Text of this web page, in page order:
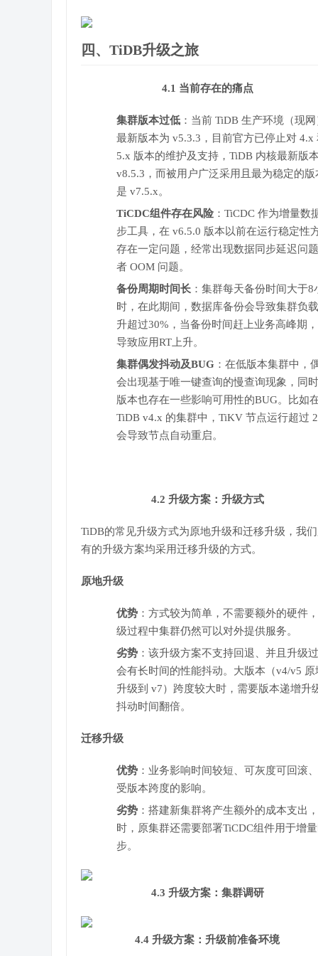
四、TiDB升级之旅
4.1 当前存在的痛点
集群版本过低 ：当前 TiDB 生产环境（现网
最新版本为 v5.3.3，目前官方已停止对 4.x
5.x 版本的维护及支持，TiDB 内核最新版
v8.5.3，而被用户广泛采用且最为稳定的版
是 v7.5.x。
TiCDC组件存在风险 ：TiCDC 作为增量数
步工具，在 v6.5.0 版本以前在运行稳定性
存在一定问题，经常出现数据同步延迟问
者 OOM 问题。
备份周期时间长 ：集群每天备份时间大于8
时，在此期间，数据库备份会导致集群负
升超过30%，当备份时间赶上业务高峰期
导致应用RT上升。
集群偶发抖动及BUG ：在低版本集群中，
会出现基于唯一键查询的慢查询现象，同
版本也存在一些影响可用性的BUG。比如
TiDB v4.x 的集群中，TiKV 节点运行超过
会导致节点自动重启。
4.2 升级方案：升级方式
TiDB的常见升级方式为原地升级和迁移升级，我
有的升级方案均采用迁移升级的方式。
原地升级
优势 ：方式较为简单，不需要额外的硬件
级过程中集群仍然可以对外提供服务。
劣势 ：该升级方案不支持回退、并且升级
会有长时间的性能抖动。大版本（v4/v5 原
升级到 v7）跨度较大时，需要版本递增升
抖动时间翻倍。
迁移升级
优势 ：业务影响时间较短、可灰度可回滚
受版本跨度的影响。
劣势 ：搭建新集群将产生额外的成本支出
时，原集群还需要部署TiCDC组件用于增量
步。
4.3 升级方案：集群调研
4.4 升级方案：升级前准备环境